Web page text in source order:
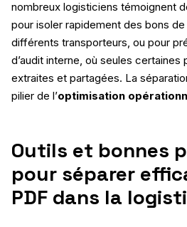
nombreux logisticiens témoignent
pour isoler rapidement des bons
différents transporteurs, ou pour
d’audit interne, où seules
extraites et partagées. La
pilier de l’optimisation
Outils et bonnes
pour séparer
PDF dans la